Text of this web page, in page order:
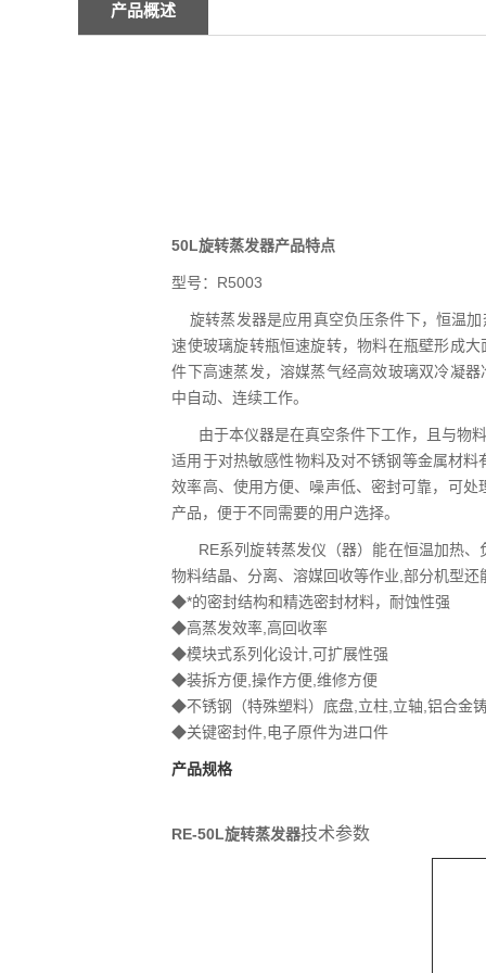
产品概述
50L旋转蒸发器产品特点
型号：R5003
旋转蒸发器是应用真空负压条件下，恒温
速使玻璃旋转瓶恒速旋转，物料在瓶壁形成
件下高速蒸发，溶媒蒸气经高效玻璃双冷凝
中自动、连续工作。
由于本仪器是在真空条件下工作，且与物
适用于对热敏感性物料及对不锈钢等金属材
效率高、使用方便、噪声低、密封可靠，可
产品，便于不同需要的用户选择。
RE系列旋转蒸发仪（器）能在恒温加热、
物料结晶、分离、溶媒回收等作业,部分机型
◆*的密封结构和精选密封材料，耐蚀性强
◆高蒸发效率,高回收率
◆模块式系列化设计,可扩展性强
◆装拆方便,操作方便,维修方便
◆不锈钢（特殊塑料）底盘,立柱,立轴,铝合金
◆关键密封件,电子原件为进口件
产品规格
RE-50L旋转蒸发器技术参数